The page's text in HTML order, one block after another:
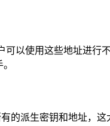
以使用这些地址进行
的派生密钥和地址，